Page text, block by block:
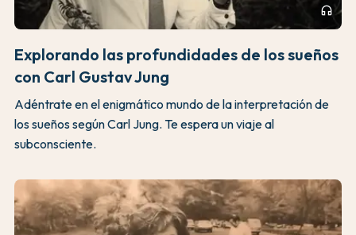
headphones
Explorando las profundidades de los sueños
con Carl Gustav Jung
Adéntrate en el enigmático mundo de la interpretación de
los sueños según Carl Jung. Te espera un viaje al
subconsciente.